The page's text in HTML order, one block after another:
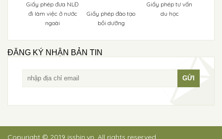
Giấy phép đưa NLĐ
đi làm việc ở nước
ngoài
Giấy phép đào tạo
bồi dưỡng
Giấy phép tư vấn
du học
ĐĂNG KÝ NHẬN BẢN TIN
Copyright © 2019 isshin.vn. All rights reserved.